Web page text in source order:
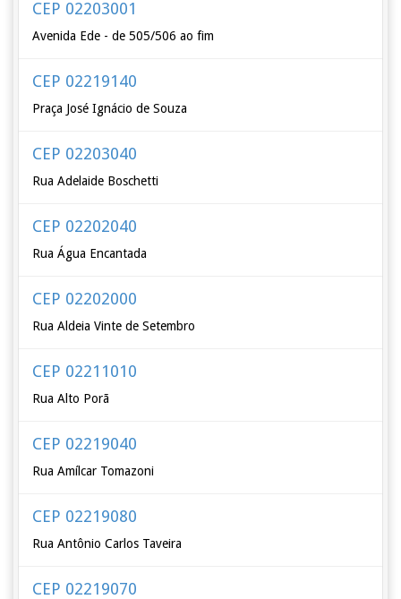
CEP 02203001
Avenida Ede - de 505/506 ao fim
CEP 02219140
Praça José Ignácio de Souza
CEP 02203040
Rua Adelaide Boschetti
CEP 02202040
Rua Água Encantada
CEP 02202000
Rua Aldeia Vinte de Setembro
CEP 02211010
Rua Alto Porã
CEP 02219040
Rua Amílcar Tomazoni
CEP 02219080
Rua Antônio Carlos Taveira
CEP 02219070